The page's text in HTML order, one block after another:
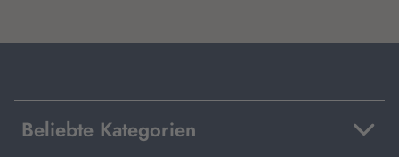
Beliebte Kategorien